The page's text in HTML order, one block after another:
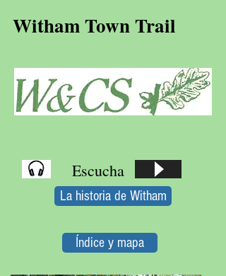
Witham Town Trail
La historia de Witham
Índice y mapa
Escucha